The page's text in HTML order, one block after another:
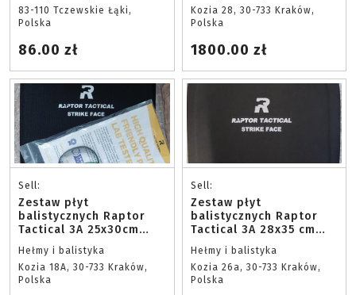
83-110 Tczewskie Łąki,
Polska
86.00 zł
Kozia 28, 30-733 Kraków,
Polska
1800.00 zł
Sell:
Zestaw płyt
balistycznych Raptor
Tactical 3A 25x30cm
Multicurve
Hełmy i balistyka
Kozia 18A, 30-733 Kraków,
Polska
Sell:
Zestaw płyt
balistycznych Raptor
Tactical 3A 28x35 cm
Multicurve
Hełmy i balistyka
Kozia 26a, 30-733 Kraków,
Polska